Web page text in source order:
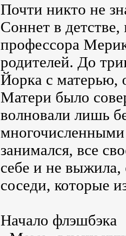
Почти никто не
Соннет в
профессора
родителей. До
Йорка с матерью,
Матери было
волновали лишь
занимался, все
себе и не
соседи, которые
Начало флэшбэка